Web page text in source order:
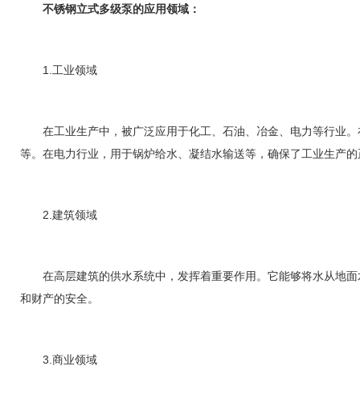
不锈钢立式多级泵的应用领域：
1.工业领域
在工业生产中，被广泛应用于化工、石油、冶金、电力等行业。
等。在电力行业，用于锅炉给水、凝结水输送等，确保了工业生产
2.建筑领域
在高层建筑的供水系统中，发挥着重要作用。它能够将水从地面
和财产的安全。
3.商业领域